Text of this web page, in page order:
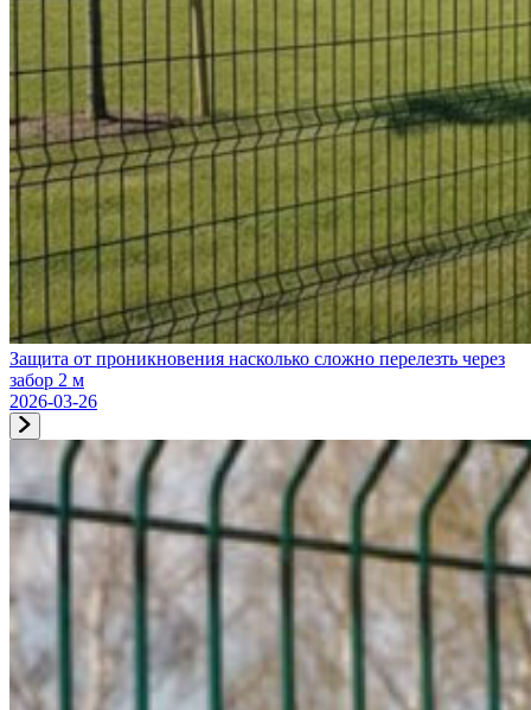
Защита от проникновения насколько сложно перелезть через
забор 2 м
2026-03-26